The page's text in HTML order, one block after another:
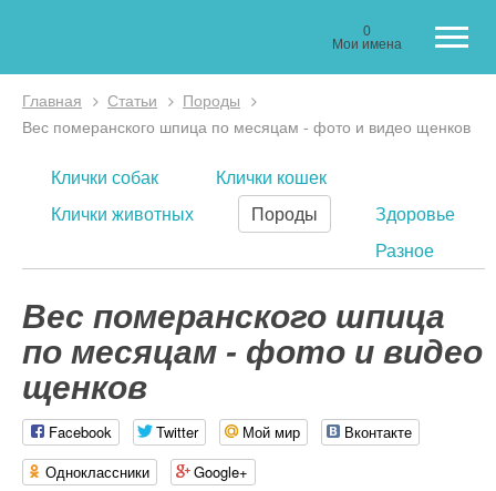
0
Мои имена
Вы здесь
Главная Статьи
Породы
Вес померанского шпица по месяцам - фото и видео щенков
Клички собак
Клички кошек
Клички животных
Породы
Здоровье
Разное
Вес померанского шпица
по месяцам - фото и видео
щенков
Facebook Twitter Мой мир
Вконтакте
Одноклассники
Google+